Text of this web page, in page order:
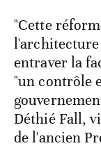
"Cette
entraver la
"un contrôle
Déthié Fall,
de l'ancien